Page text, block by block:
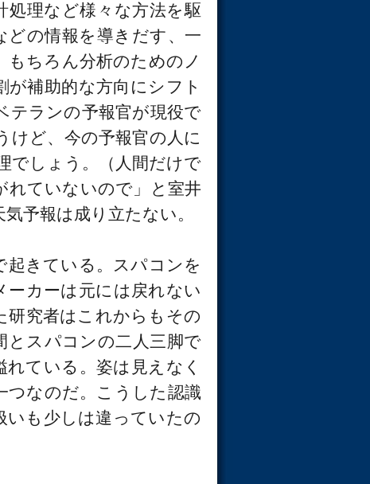
処理など様々な方法を駆
どの情報を導きだす、一
ちろん分析のためのノ
補助的な方向にシフト
テランの予報官が現役で
ど、今の予報官の人に
でしょう。（人間だけで
れていないので」と室井
予報は成り立たない。
きている。スパコンを
ーカーは元には戻れない
研究者はこれからもその
とスパコンの二人三脚で
ている。姿は見えなく
つなのだ。こうした認識
いも少しは違っていたの